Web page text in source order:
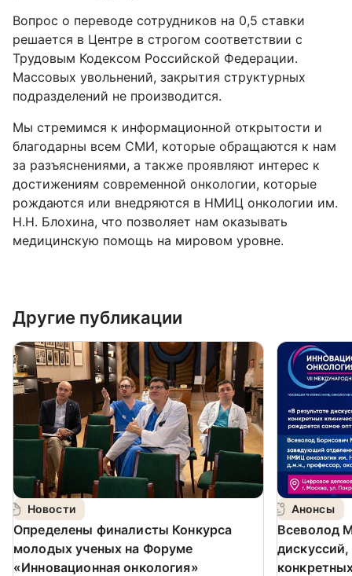
Вопрос о переводе сотрудников на 0,5 ставки
решается в Центре в строгом соответствии с
Трудовым Кодексом Российской Федерации.
Массовых увольнений, закрытия структурных
подразделений не производится.
Мы стремимся к информационной открытости и
благодарны всем СМИ, которые обращаются к нам
за разъяснениями, а также проявляют интерес к
достижениям современной онкологии, которые
рождаются или внедряются в НМИЦ онкологии им.
Н.Н. Блохина, что позволяет нам оказывать
медицинскую помощь на мировом уровне.
Другие публикации
Новости
Определены финалисты Конкурса
молодых ученых на Форуме
«Инновационная онкология»
Анонсы
Всеволод